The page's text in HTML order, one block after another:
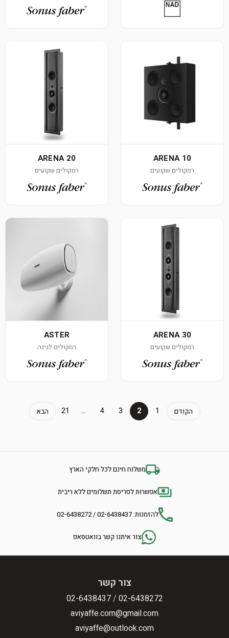
ARENA 10
רמקולים שקועים
ARENA 20
רמקולים שקועים
ARENA 30
רמקולים שקועים
ASTER
רמקולים לגינה
הקודם 1
2
3
4
…
21 הבא
משלוח חינם לכל חלקי הארץ
אפשרות לפריסת תשלומים ללא ריבית
להזמנות: 02-6438437 / 02-6438272
צור איתנו קשר בוואטסאפ
צור קשר
02-6438272
/
02-6438437
aviyaffe.com@gmail.com
aviyaffe@outlook.com